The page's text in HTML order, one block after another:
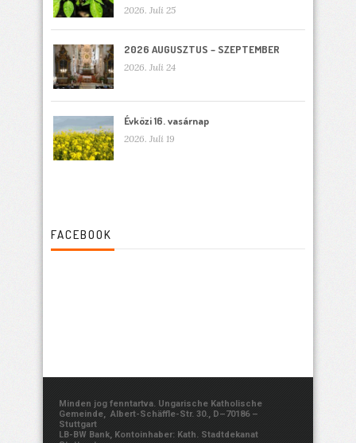
2026. Juli 25
2026 AUGUSZTUS – SZEPTEMBER
2026. Juli 24
Évközi 16. vasárnap
2026. Juli 19
FACEBOOK
Minden jog fenntartva. Ungarische Katholische
Gemeinde, Albert-Schäffle-Str. 30., D–70186 –
Stuttgart
LB-BW Bank, Kontoinhaber: Kath. Stadtdekanat